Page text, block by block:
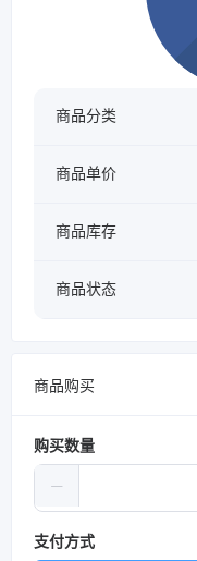
商品分类
商品单价
商品库存
商品状态
商品购买
购买数量
支付方式